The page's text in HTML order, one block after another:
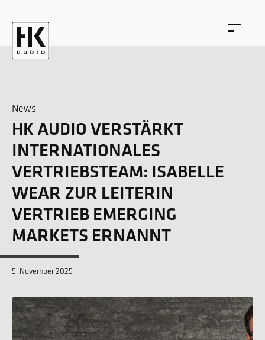
News
HK AUDIO VERSTÄRKT
INTERNATIONALES
VERTRIEBSTEAM: ISABELLE
WEAR ZUR LEITERIN
VERTRIEB EMERGING
MARKETS ERNANNT
5. November 2025